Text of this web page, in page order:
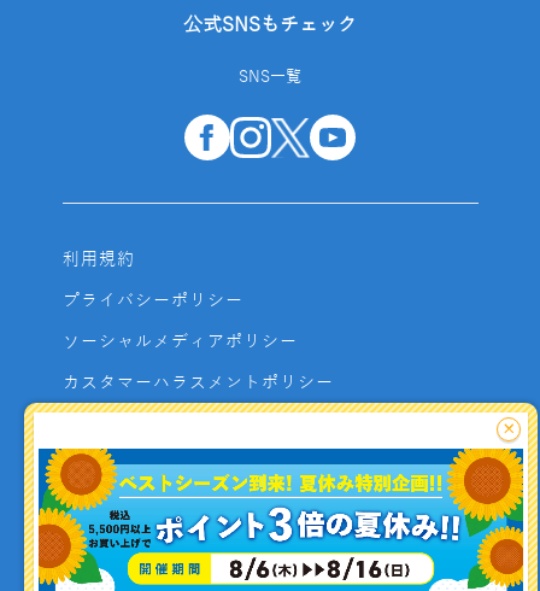
公式SNSもチェック
SNS一覧
利用規約
プライバシーポリシー
ソーシャルメディアポリシー
カスタマーハラスメントポリシー
よくあるご質問
お問い合わせ
利用者資金の保全方法
×